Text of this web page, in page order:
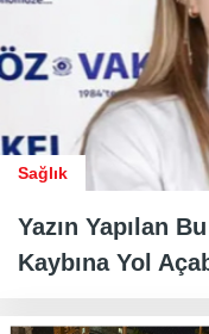
Sağlık
Yazın Yapılan
Kaybına Yol